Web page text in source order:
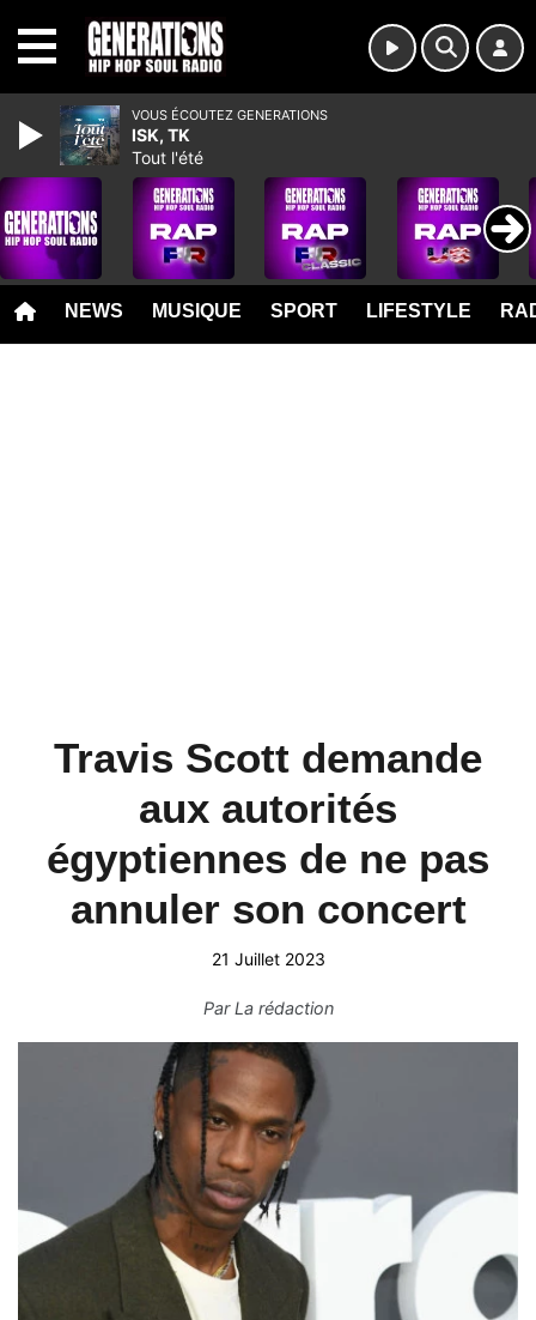
NEWS MUSIQUE SPORT LIFESTYLE
Travis Scott demande
aux autorités
égyptiennes de ne pas
annuler son concert
21 Juillet 2023
ParLa rédaction
VOUS ÉCOUTEZ GENERATIONS
ISK, TK
Tout l'été